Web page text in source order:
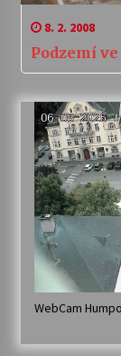
8. 2. 2008
Podzemí
WebCam